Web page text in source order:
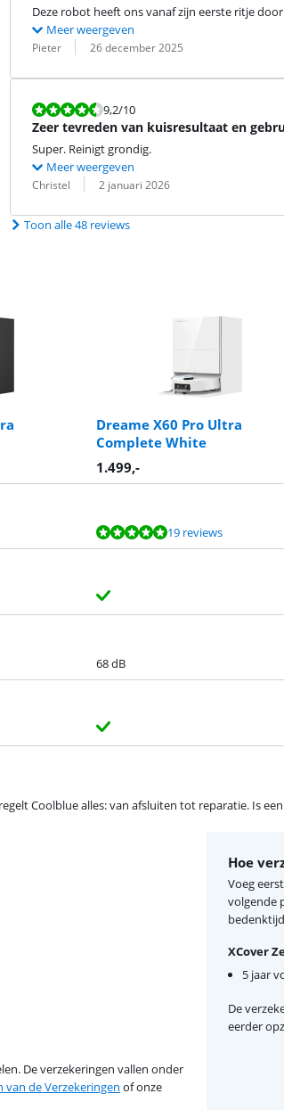
Deze robot heeft ons vanaf zijn eerste ritje
Meer weergeven
Beoordeling door:
Pieter
Datum: 26 december 2025
Beoordeling is 9,2 van de 10.
9,2/10
Zeer tevreden van kuisresultaat en
Super. Reinigt grondig.
Meer weergeven
Beoordeling door:
Christel
Datum: 2 januari 2026
Toon alle 48 reviews
Dreame X60 Pro Ultra
Complete White
1.499,-
19 reviews
68 dB
Coolblue alles: van afsluiten tot reparatie. Is
De verzekeringen vallen onder
van de Verzekeringen of onze
Hoe
Voeg
volgende
XCover
5 jaar
De
eerder